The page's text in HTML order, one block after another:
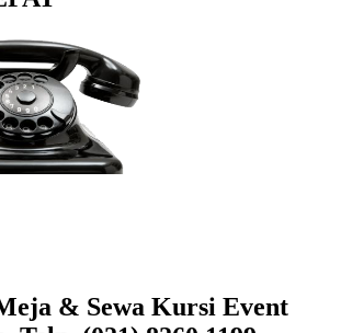
& Sewa Kursi Event